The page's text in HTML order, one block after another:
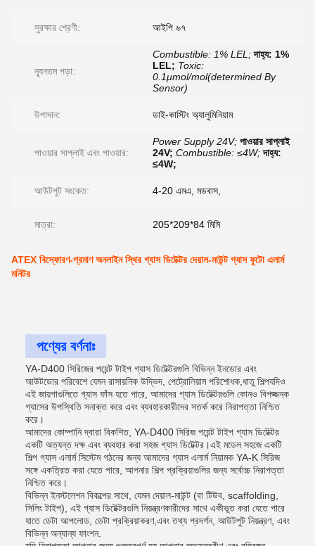
সুরক্ষার শ্রেণী: আইপি ৬৭
ন্যূনতম পড়া:
Combustible: 1% LEL; দাহ্য: 1%
LEL; Toxic:
0.1μmol/mol(determined By
Sensor)
উপাদান: ডাই-কাস্টিং অ্যালুমিনিয়াম
পাওয়ার সাপ্লাই এবং পাওয়ার:
Power Supply 24V; পাওয়ার সাপ্লাই
24V; Combustible: ≤4W; দাহ্য:
≤4W;
আউটপুট সংকেত: 4-20 এমএ, মডবাস,
মাত্রা: 205*209*84 মিমি
ATEX বিস্ফোরণ-প্রমাণ অনলাইন স্থির গ্যাস ডিটেক্টর দেয়াল-মাউন্ট গ্যাস ফুটো এলার্ম
মনিটর
পণ্যের বর্ণনাঃ
YA-D400 সিরিজের পয়েন্ট টাইপ গ্যাস ডিটেক্টরগুলি বিভিন্ন ইনডোর এবং
আউটডোর পরিবেশে যেমন রাসায়নিক উদ্ভিদ, পেট্রোলিয়াম পরিশোধক,ধাতু শিল্পযদিও
এই জায়গাগুলিতে গ্যাস ফাঁস হতে পারে, আমাদের গ্যাস ডিটেক্টরগুলি কোনও বিপজ্জনক
গ্যাসের উপস্থিতি সনাক্ত করে এবং ব্যবহারকারীদের সতর্ক করে নিরাপত্তা নিশ্চিত
করে।
আমাদের কোম্পানি দ্বারা বিকশিত, YA-D400 সিরিজ পয়েন্ট টাইপ গ্যাস ডিটেক্টর
একটি অত্যন্ত দক্ষ এবং ব্যবহার করা সহজ গ্যাস ডিটেক্টর।এই মডেল সহজে একটি
শিল্প গ্যাস এলার্ম সিস্টেম গঠনের জন্য আমাদের গ্যাস এলার্ম নিয়ামক YA-K সিরিজ
সঙ্গে একত্রিত করা যেতে পারে, আপনার শিল্প প্রক্রিয়াগুলির জন্য সর্বোচ্চ নিরাপত্তা
নিশ্চিত করে।
বিভিন্ন ইনস্টলেশন বিকল্পের সাথে, যেমন দেয়াল-মাউন্ট (বা টিউব, scaffolding,
সিলিং টাইপ), এই গ্যাস ডিটেক্টরগুলি নিয়ন্ত্রণকারীদের সাথে একীভূত করা যেতে পারে
যাতে ডেটা আপলোড, ডেটা প্রক্রিয়াকরণ,এবং তথ্য প্রদর্শন, আউটপুট নিয়ন্ত্রণ, এবং
বিভিন্ন অন্যান্য ফাংশন.